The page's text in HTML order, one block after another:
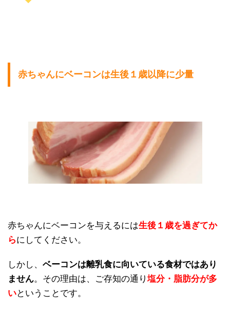
赤ちゃんにベーコンは生後１歳以降に少量
赤ちゃんにベーコンを与えるには生後１歳を過ぎてか
らにしてください。
しかし、 ベーコンは離乳食に向いている食材ではあり
ません。その理由は、ご存知の通り 塩分・脂肪分が多
いということです。